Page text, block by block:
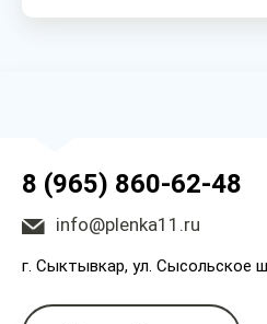
8 (965) 860-62-48
info@plenka11.ru
г. Сыктывкар, ул. Сысольское